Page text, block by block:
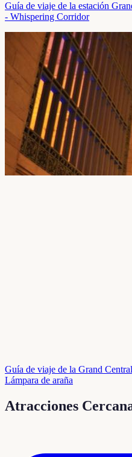
Guía de viaje de la estación
- Whispering Corridor
Guía de viaje de la Grand
Lámpara de araña
Atracciones